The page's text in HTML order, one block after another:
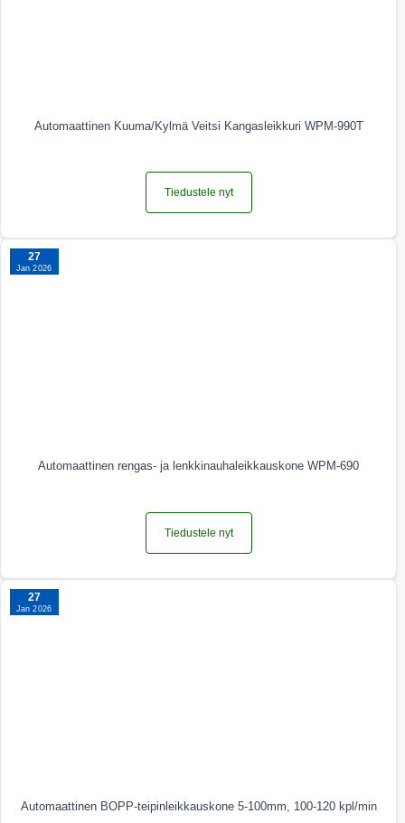
Automaattinen Kuuma/Kylmä Veitsi Kangasleikkuri WPM-990T
Tiedustele nyt
27
Jan 2026
Automaattinen rengas- ja lenkkinauhaleikkauskone WPM-690
Tiedustele nyt
27
Jan 2026
Automaattinen BOPP-teipinleikkauskone 5-100mm, 100-120 kpl/min